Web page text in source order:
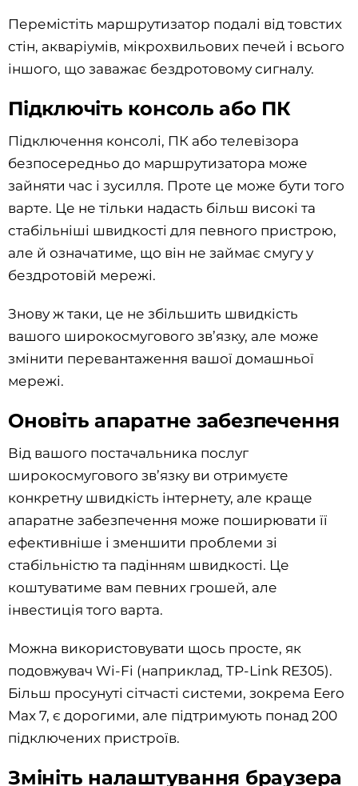
Перемістіть маршрутизатор подалі від товстих
стін, акваріумів, мікрохвильових печей і всього
іншого, що заважає бездротовому сигналу.
Підключіть консоль або ПК
Підключення консолі, ПК або телевізора
безпосередньо до маршрутизатора може
зайняти час і зусилля. Проте це може бути того
варте. Це не тільки надасть більш високі та
стабільніші швидкості для певного пристрою,
але й означатиме, що він не займає смугу у
бездротовій мережі.
Знову ж таки, це не збільшить швидкість
вашого широкосмугового зв’язку, але може
змінити перевантаження вашої домашньої
мережі.
Оновіть апаратне забезпечення
Від вашого постачальника послуг
широкосмугового зв’язку ви отримуєте
конкретну швидкість інтернету, але краще
апаратне забезпечення може поширювати її
ефективніше і зменшити проблеми зі
стабільністю та падінням швидкості. Це
коштуватиме вам певних грошей, але
інвестиція того варта.
Можна використовувати щось просте, як
подовжувач Wi-Fi (наприклад, TP-Link RE305).
Більш просунуті сітчасті системи, зокрема Eero
Max 7, є дорогими, але підтримують понад 200
підключених пристроїв.
Змініть налаштування браузера